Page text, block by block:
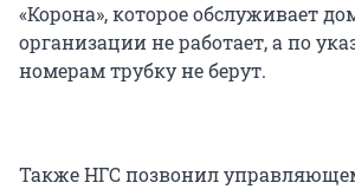
«Корона», которое обслуживает
организации не работает, а по
номерам трубку не берут.
Также НГС позвонил